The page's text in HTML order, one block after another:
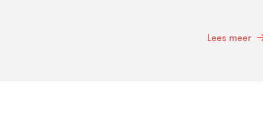
Lees meer